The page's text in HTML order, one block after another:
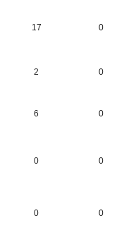
17 0
2 0
6 0
0 0
0 0